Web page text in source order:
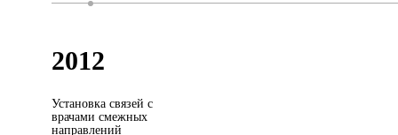
2012
Установка связей с
врачами смежных
направлений